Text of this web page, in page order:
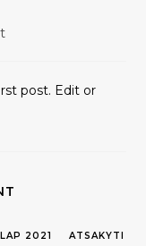
post. Edit or
2021 ATSAKYTI